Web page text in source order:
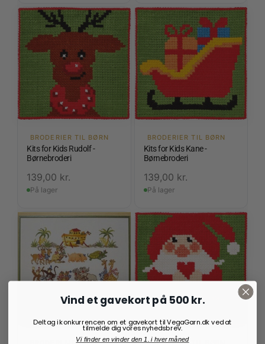
BRODERIER TIL BØRN
Kits for Kids Rudolf -
Børnebroderi
139,00 kr.
På lager
BRODERIER TIL BØRN
Kits for Kids Kane -
Børnebroderi
139,00 kr.
På lager
Vind et gavekort på 500 kr.
Deltag i konkurrencen om et gavekort til VegaGarn.dk ved at
tilmelde dig vores nyhedsbrev.
Vi finder en vinder den 1. i hver måned